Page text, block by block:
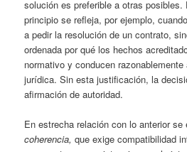
solución es preferible a otras
principio se refleja, por ejemplo,
a pedir la resolución de un contrato,
ordenada por qué los hechos
normativo y conducen
jurídica. Sin esta justificación, la
afirmación de autoridad.
En estrecha relación con lo anterior
coherencia, que exige compatibilidad